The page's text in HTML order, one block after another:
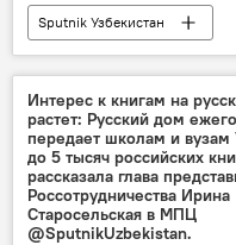
Sputnik Узбекистан
Интерес к книгам на
растет: Русский дом
передает школам и вузам
до 5 тысяч российских
рассказала глава
Россотрудничества Ирина
Старосельская в МПЦ
@SputnikUzbekistan.